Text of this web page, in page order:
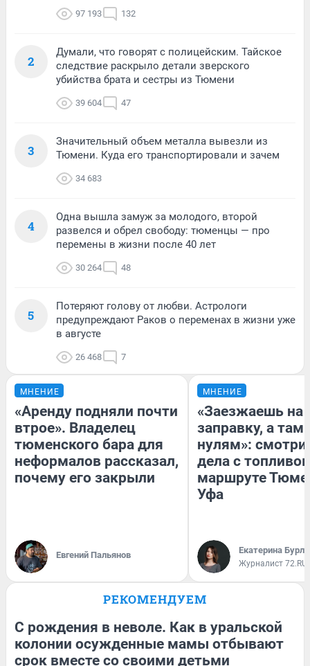
97 193 132
2
Думали, что говорят с полицейским. Тайское
следствие раскрыло детали зверского
убийства брата и сестры из Тюмени
39 604 47
3
Значительный объем металла вывезли из
Тюмени. Куда его транспортировали и зачем
34 683
4
Одна вышла замуж за молодого, второй
развелся и обрел свободу: тюменцы — про
перемены в жизни после 40 лет
30 264 48
5
Потеряют голову от любви. Астрологи
предупреждают Раков о переменах в жизни уже
в августе
26 468 7
МНЕНИЕ
«Аренду подняли почти
втрое». Владелец
тюменского бара для
неформалов рассказал,
почему его закрыли
Евгений Пальянов
МНЕНИЕ
«Заезжаешь на
заправку, а там
нулям»:
дела с
маршруте
Уфа
Екатерина
Журналист 72.RU
РЕКОМЕНДУЕМ
С рождения в неволе. Как в уральской
колонии осужденные мамы отбывают
срок вместе со своими детьми